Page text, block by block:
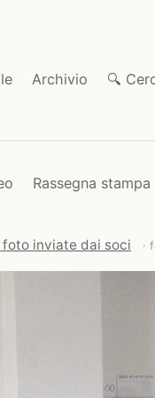
Archivio
🔍
Rassegna stampa
inviate dai soci ·